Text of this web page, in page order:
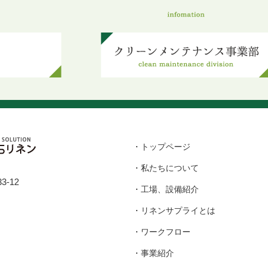
12
・ トップページ
・ 私たちについて
・ 工場、設備紹介
・ リネンサプライとは
・ ワークフロー
・ 事業紹介